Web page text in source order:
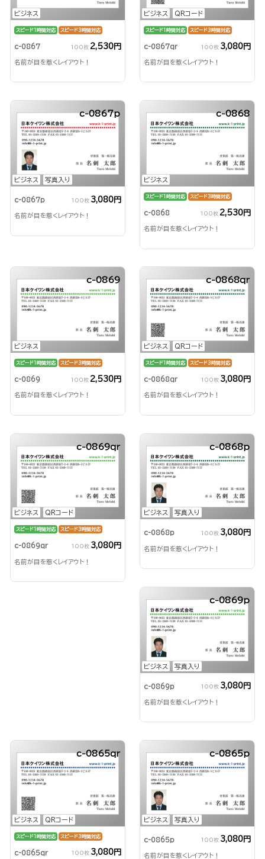
ビジネス
スピード1時間対応 スピード3時間対応
c-0867 100枚 2,530円
名前が目を惹くレイアウト！
ビジネス QRコード
スピード1時間対応 スピード3時間対応
c-0867qr 100枚 3,080円
名前が目を惹くレイアウト！
ビジネス 写真入り
c-0867p
c-0867p 100枚 3,080円
名前が目を惹くレイアウト！
ビジネス
c-0868
スピード1時間対応 スピード3時間対応
c-0868 100枚 2,530円
名前が目を惹くレイアウト！
ビジネス
c-0869
スピード1時間対応 スピード3時間対応
c-0869 100枚 2,530円
名前が目を惹くレイアウト！
ビジネス QRコード
c-0868qr
スピード1時間対応 スピード3時間対応
c-0868qr 100枚 3,080円
名前が目を惹くレイアウト！
ビジネス QRコード
c-0869qr
スピード1時間対応 スピード3時間対応
c-0869qr 100枚 3,080円
名前が目を惹くレイアウト！
ビジネス 写真入り
c-0868p
c-0868p 100枚 3,080円
名前が目を惹くレイアウト！
ビジネス 写真入り
c-0869p
c-0869p 100枚 3,080円
名前が目を惹くレイアウト！
ビジネス QRコード
c-0865qr
スピード1時間対応 スピード3時間対応
c-0865qr 100枚 3,080円
ビジネス 写真入り
c-0865p
c-0865p 100枚 3,080円
名前が目を惹くレイアウト！